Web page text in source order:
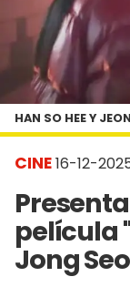
CINE16-12-
película
Jong
HAN SO HEE Y